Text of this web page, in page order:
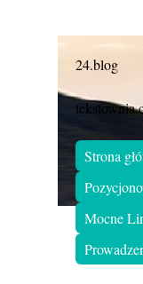
24.blog
Strona
Mocne